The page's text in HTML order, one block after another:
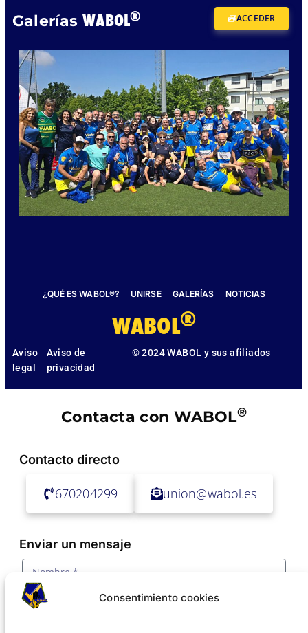
Consentimiento cookies
GaleríasWABOL® ACCEDER
¿QUÉ ES WABOL®? UNIRSE GALERÍAS NOTICIAS
WABOL®
Aviso
legal
Aviso de
privacidad
© 2024 WABOL y sus afiliados
Contacta con WABOL®
Contacto directo
670204299 union@wabol.es
Enviar un mensaje